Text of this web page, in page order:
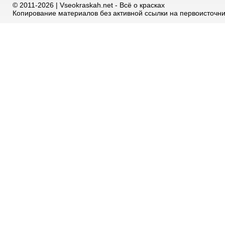
© 2011-2026 | Vseokraskah.net - Всё о красках
Копирование материалов без активной ссылки на